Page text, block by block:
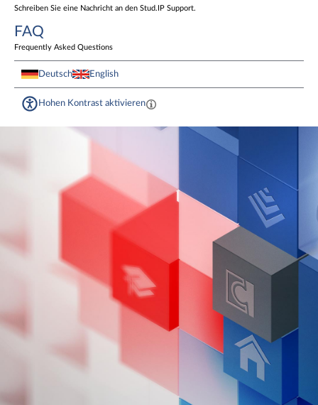
Schreiben Sie eine Nachricht an den Stud.IP Support.
FAQ
Frequently Asked Questions
Deutsch English
Hohen Kontrast aktivieren